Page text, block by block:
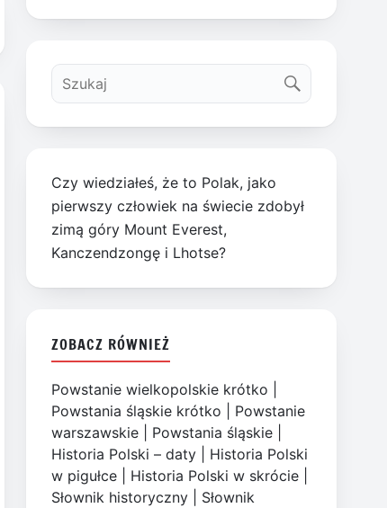
Czy wiedziałeś, że to Polak, jako
pierwszy człowiek na świecie zdobył
zimą góry Mount Everest,
Kanczendzongę i Lhotse?
ZOBACZ RÓWNIEŻ
Powstanie wielkopolskie krótko
Powstania śląskie krótko
Powstanie
warszawskie
Powstania śląskie
Historia Polski – daty
Historia Polski
w pigułce
Historia Polski w skrócie
Słownik historyczny
Słownik